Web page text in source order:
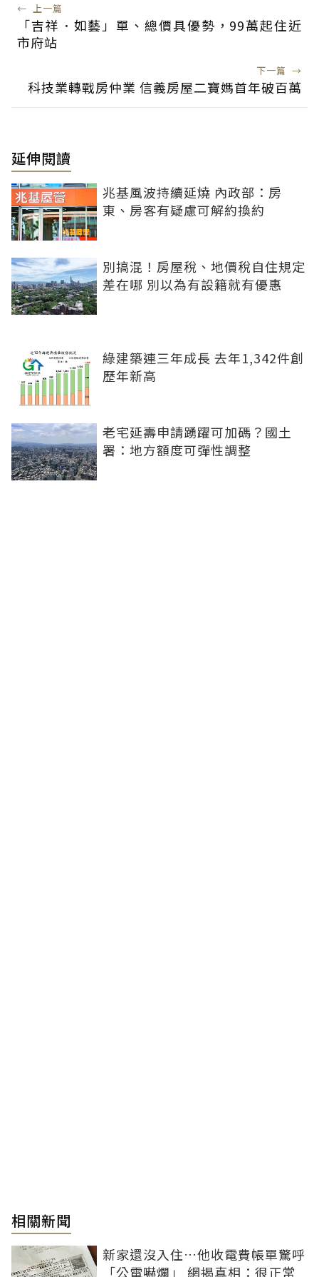
← 上一篇
「吉祥．如藝」單、總價具優勢，99萬起住近
市府站
下一篇 →
科技業轉戰房仲業 信義房屋二寶媽首年破百萬
延伸閱讀
兆基風波持續延燒 內政部：房
東、房客有疑慮可解約換約
別搞混！房屋稅、地價稅自住規定
差在哪 別以為有設籍就有優惠
綠建築連三年成長 去年1,342件創
歷年新高
老宅延壽申請踴躍可加碼？國土
署：地方額度可彈性調整
相關新聞
新家還沒入住…他收電費帳單驚呼
「公電嚇爛」 網揭真相：很正常